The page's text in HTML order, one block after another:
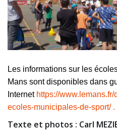
Les informations sur les
Mans sont disponibles dans
Internet https://
ecoles-municipales-de-sport/ .
Texte et photos : Carl